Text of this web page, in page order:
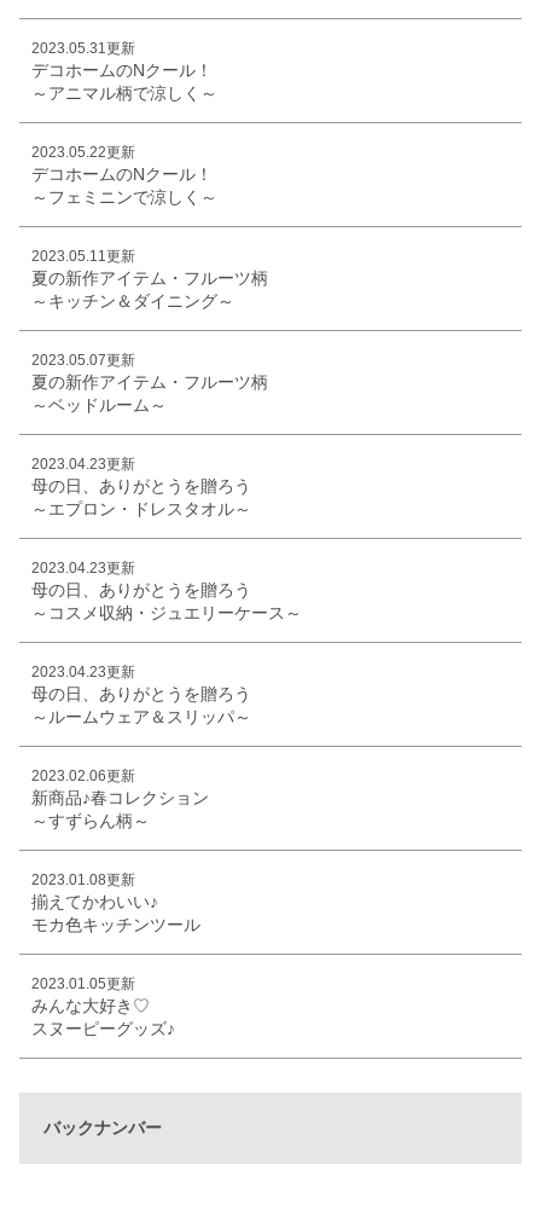
2023.05.31更新
デコホームのNクール！
～アニマル柄で涼しく～
2023.05.22更新
デコホームのNクール！
～フェミニンで涼しく～
2023.05.11更新
夏の新作アイテム・フルーツ柄
～キッチン＆ダイニング～
2023.05.07更新
夏の新作アイテム・フルーツ柄
～ベッドルーム～
2023.04.23更新
母の日、ありがとうを贈ろう
～エプロン・ドレスタオル～
2023.04.23更新
母の日、ありがとうを贈ろう
～コスメ収納・ジュエリーケース～
2023.04.23更新
母の日、ありがとうを贈ろう
～ルームウェア＆スリッパ～
2023.02.06更新
新商品♪春コレクション
～すずらん柄～
2023.01.08更新
揃えてかわいい♪
モカ色キッチンツール
2023.01.05更新
みんな大好き♡
スヌーピーグッズ♪
バックナンバー